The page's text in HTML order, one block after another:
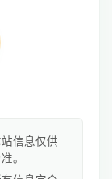
信息仅供
。